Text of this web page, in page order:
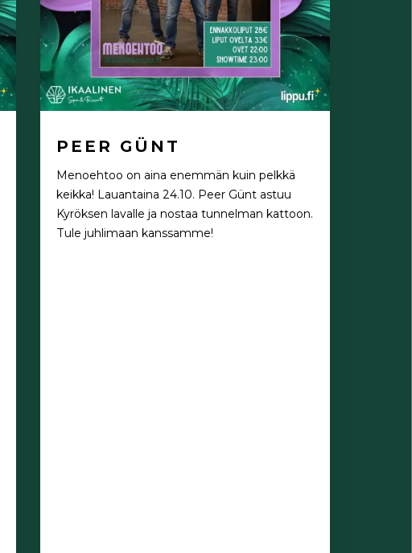
PEER GÜNT
Menoehtoo on aina enemmän kuin pelkkä
keikka! Lauantaina 24.10. Peer Günt astuu
Kyröksen lavalle ja nostaa tunnelman kattoon.
Tule juhlimaan kanssamme!